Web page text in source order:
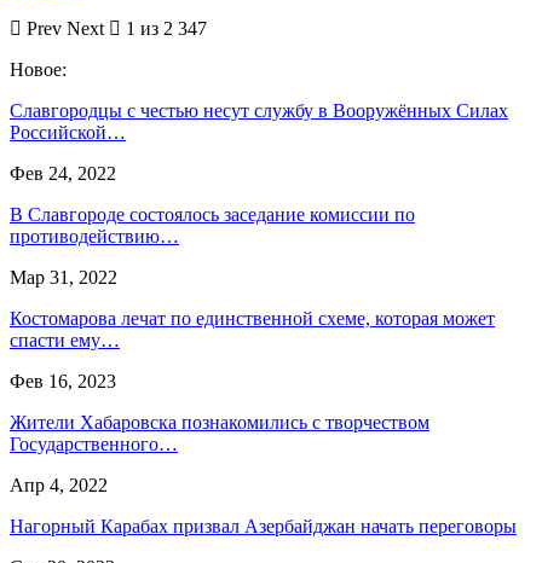
Prev Next
1 из 2 347
Новое:
Славгородцы с честью несут службу в Вооружённых Силах
Российской…
Фев 24, 2022
В Славгороде состоялось заседание комиссии по
противодействию…
Мар 31, 2022
Костомарова лечат по единственной схеме, которая может
спасти ему…
Фев 16, 2023
Жители Хабаровска познакомились с творчеством
Государственного…
Апр 4, 2022
Нагорный Карабах призвал Азербайджан начать переговоры